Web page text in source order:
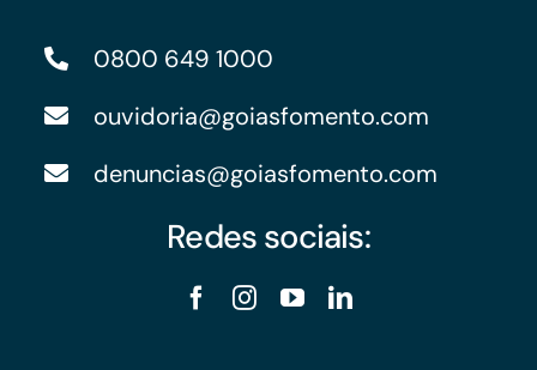
0800 649 1000
ouvidoria@goiasfomento.com
denuncias@goiasfomento.com
Redes sociais: